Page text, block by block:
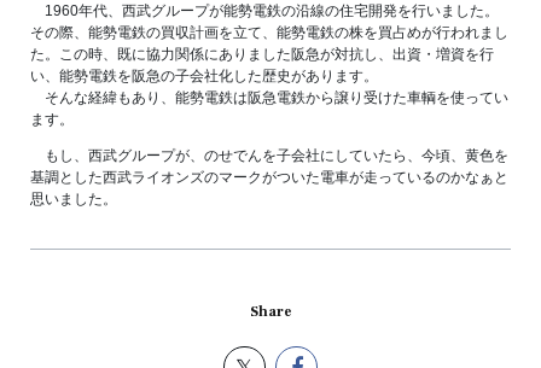
1960年代、西武グループが能勢電鉄の沿線の住宅開発を行いました。
その際、能勢電鉄の買収計画を立て、能勢電鉄の株を買占めが行われまし
た。この時、既に協力関係にありました阪急が対抗し、出資・増資を行
い、能勢電鉄を阪急の子会社化した歴史があります。
そんな経緯もあり、能勢電鉄は阪急電鉄から譲り受けた車輌を使ってい
ます。
もし、西武グループが、のせでんを子会社にしていたら、今頃、黄色を
基調とした西武ライオンズのマークがついた電車が走っているのかなぁと
思いました。
Share